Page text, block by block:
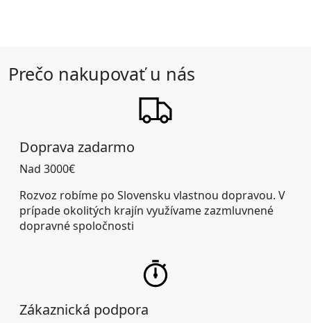
Prečo nakupovať u nás
Doprava zadarmo
Nad 3000€
Rozvoz robíme po Slovensku vlastnou dopravou. V
prípade okolitých krajín využívame zazmluvnené
dopravné spoločnosti
Zákaznická podpora